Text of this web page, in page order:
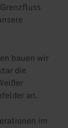
bauen wir
die
an.
im